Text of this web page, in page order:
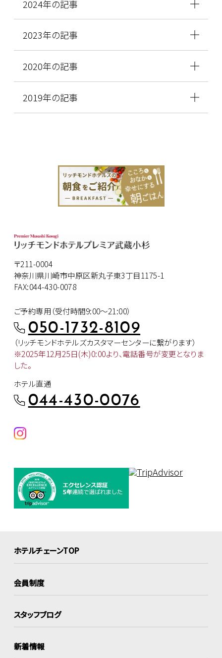
2024年の記事
2023年の記事
2020年の記事
2019年の記事
〒211-0004
神奈川県川崎市中原区新丸子東3丁目1175-1
FAX:044-430-0078
ご予約専用（受付時間9:00～21:00）
050-1732-8109
（リッチモンドホテルズカスタマーセンターに繋がります）
※2025年12月25日(木)0:00より、電話番号が変更となりま
した。
ホテル直通
044-430-0076
ホテルチェーンTOP
会員制度
スタッフブログ
新着情報